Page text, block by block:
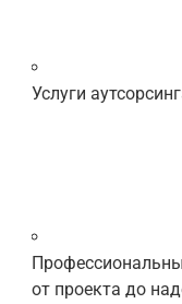
Услуги
от проекта до